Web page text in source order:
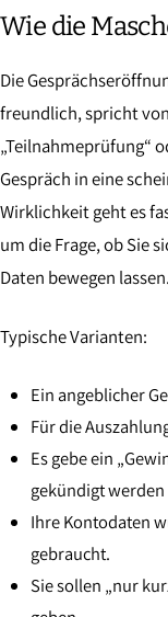
Wie die
Die
freundlich, spricht
„Teilnahmeprüfung“
Gespräch in eine
Wirklichkeit geht es
um die Frage, ob Sie
Daten bewegen lassen.
Typische Varianten:
Ein angeblicher
Für die
Es gebe ein
gekündigt werden
Ihre Kontodaten
gebraucht.
Sie sollen „nur